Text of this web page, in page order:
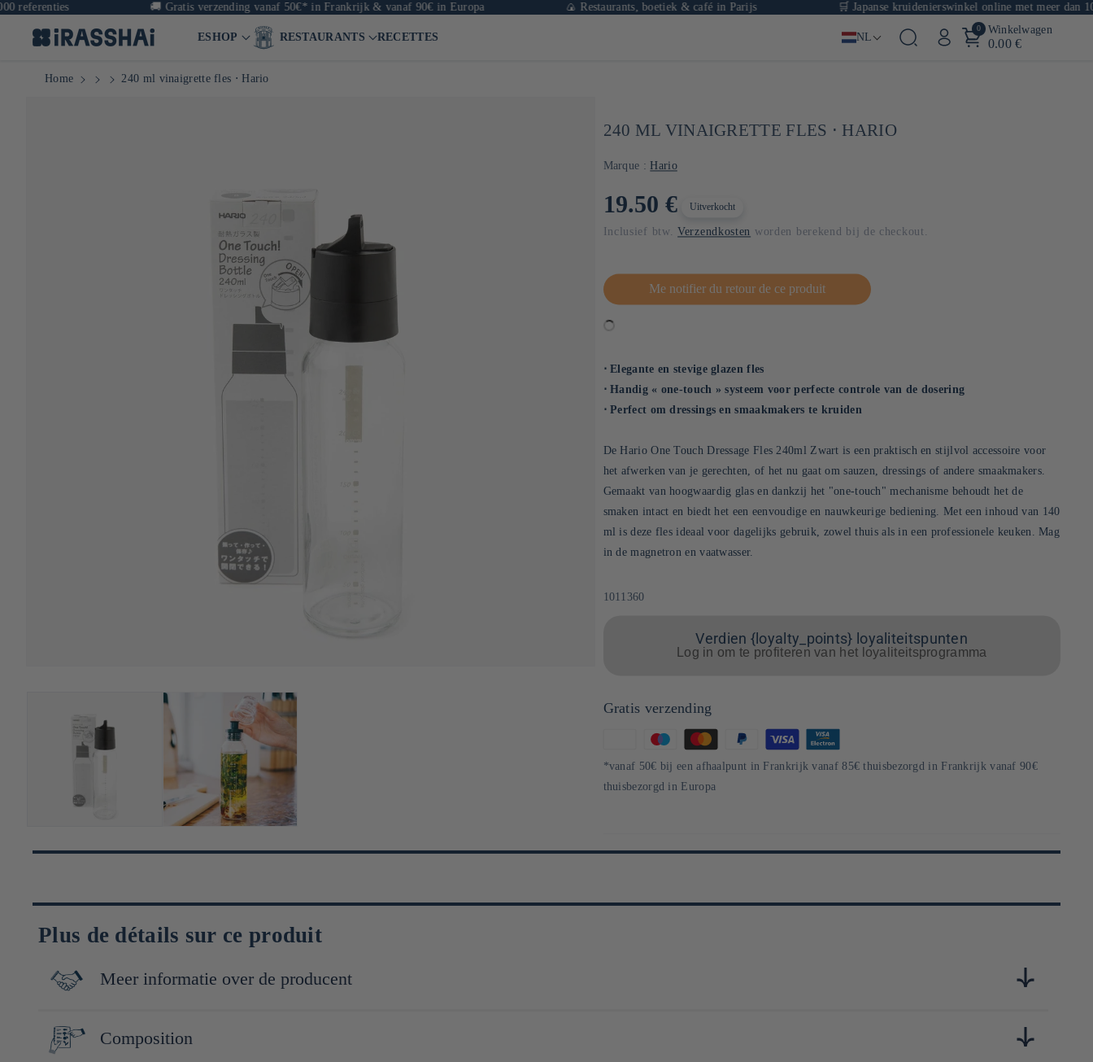
Gratis verzending vanaf 50€* in Frankrijk & vanaf 90€ in Europa 🍙 Restaurants, boetiek & café in Parijs 🛒 Japanse kruidenierswinkel online met meer dan 1000
ESHOP RESTAURANTS RECETTES NL
0 Winkelwagen
0.00 €
Home 240 ml vinaigrette fles ⋅ Hario
240 ML VINAIGRETTE FLES ⋅ HARIO
Marque : Hario
Normale
prijs
19.50 € Uitverkocht
Inclusief btw.Verzendkosten worden berekend bij de checkout.
Me notifier du retour de ce produit
⋅ Elegante en stevige glazen fles
⋅ Handig « one-touch » systeem voor perfecte controle van de dosering
⋅ Perfect om dressings en smaakmakers te kruiden
De Hario One Touch Dressage Fles 240ml Zwart is een praktisch en stijlvol accessoire voor
het afwerken van je gerechten, of het nu gaat om sauzen, dressings of andere smaakmakers.
Gemaakt van hoogwaardig glas en dankzij het "one-touch" mechanisme behoudt het de
smaken intact en biedt het een eenvoudige en nauwkeurige bediening. Met een inhoud van 140
ml is deze fles ideaal voor dagelijks gebruik, zowel thuis als in een professionele keuken. Mag
in de magnetron en vaatwasser.
SKU:
1011360
Verdien {loyalty_points} loyaliteitspunten
Log in om te profiteren van het loyaliteitsprogramma
Gratis verzending
Betaalmethoden
*vanaf 50€ bij een afhaalpunt in Frankrijk vanaf 85€ thuisbezorgd in Frankrijk vanaf 90€
thuisbezorgd in Europa
Plus de détails sur ce produit
Meer informatie over de producent
Depuis plus de cent ans, HARIO incarne l'excellence du verre résistant à la chaleur, avec une maîtrise artisanale et industrielle unique au Japon. Fondée à Tokyo en 1921, la marque commence par
produire de la verrerie de laboratoire avant de révolutionner l’univers domestique avec ses ustensiles élégants et techniques, comme le célèbre coffee siphon ou le V60, devenu une icône mondiale du
Composition